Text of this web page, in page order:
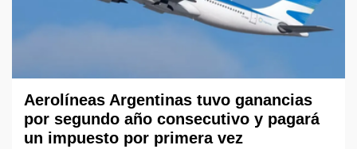
Aerolíneas Argentinas tuvo ganancias
por segundo año consecutivo y pagará
un impuesto por primera vez